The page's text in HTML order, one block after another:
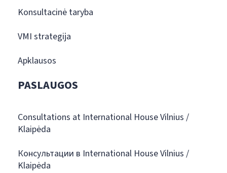
Konsultacinė taryba
VMI strategija
Apklausos
PASLAUGOS
Consultations at International House Vilnius /
Klaipėda
Консультации в International House Vilnius /
Klaipėda